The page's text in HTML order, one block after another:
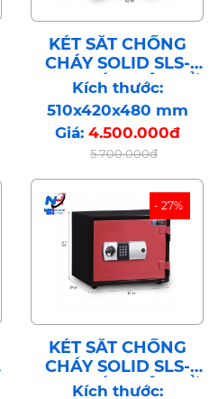
KÉT SẮT CHỐNG
CHÁY SOLID SLS-
52E KHÓA ĐIỆN TỬ
BẢO MẬT CÔNG
NGHỆ HÀN QUỐC
Kích thước:
510x420x480 mm
Giá: 4.500.000đ
5.700.000đ
- 27%
KÉT SẮT CHỐNG
CHÁY SOLID SLS-
35E KHÓA ĐIỆN TỬ
Kích thước: